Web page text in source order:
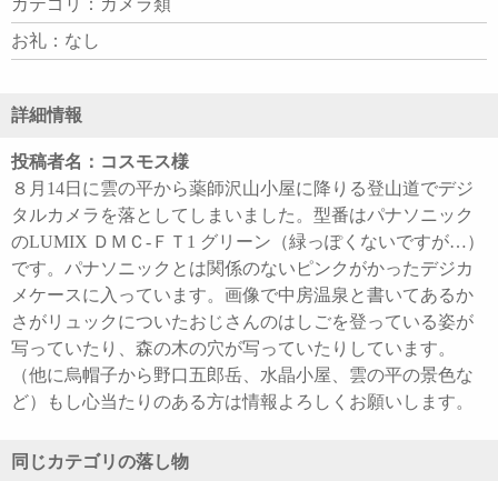
カテゴリ：カメラ類
お礼：なし
詳細情報
投稿者名：コスモス様
８月14日に雲の平から薬師沢山小屋に降りる登山道でデジ
タルカメラを落としてしまいました。型番はパナソニック
のLUMIX ＤＭＣ-ＦＴ1 グリーン（緑っぽくないですが…）
です。パナソニックとは関係のないピンクがかったデジカ
メケースに入っています。画像で中房温泉と書いてあるか
さがリュックについたおじさんのはしごを登っている姿が
写っていたり、森の木の穴が写っていたりしています。
（他に烏帽子から野口五郎岳、水晶小屋、雲の平の景色な
ど）もし心当たりのある方は情報よろしくお願いします。
同じカテゴリの落し物